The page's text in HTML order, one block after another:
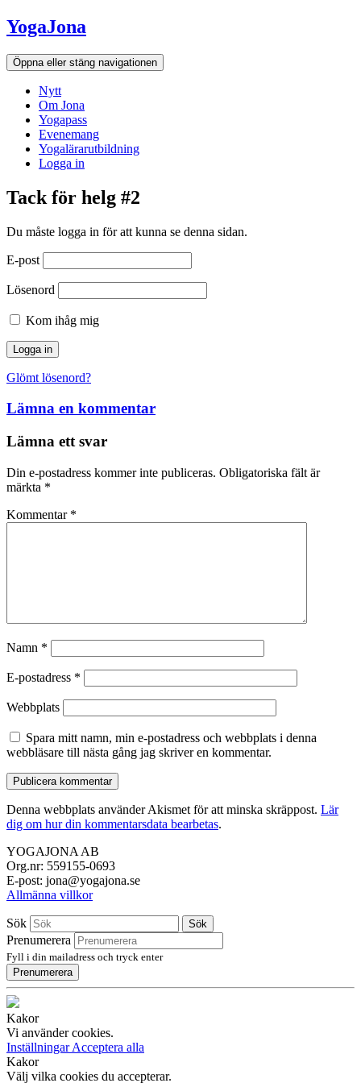
Hoppa
till
innehållet
YogaJona
Öppna eller stäng navigationen
Nytt
Om Jona
Yogapass
Evenemang
Yogalärarutbildning
Logga in
Tack för helg #2
Du måste logga in för att kunna se denna sidan.
E-post
Lösenord
Kom ihåg mig
Glömt lösenord?
Lämna en kommentar
Lämna ett svar
Din e-postadress kommer inte publiceras. Obligatoriska fält är
märkta *
Kommentar *
Namn *
E-postadress *
Webbplats
Spara mitt namn, min e-postadress och webbplats i denna
webbläsare till nästa gång jag skriver en kommentar.
Denna webbplats använder Akismet för att minska skräppost. Lär
dig om hur din kommentarsdata bearbetas.
YOGAJONA AB
Org.nr: 559155-0693
E-post: jona@yogajona.se
Allmänna villkor
Sök Sök
Prenumerera
Fyll i din mailadress och tryck enter
Prenumerera
Kakor
Vi använder cookies.
InställningarAcceptera alla
Kakor
Välj vilka cookies du accepterar.